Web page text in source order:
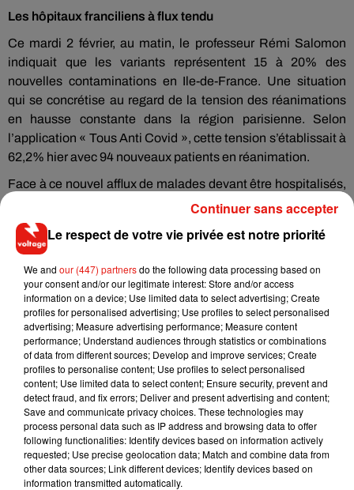
Les hôpitaux franciliens à flux tendu
Ce mardi 2 février, au matin, le professeur Rémi Salomon
indiquait que les variants représentent 15 à 20% des
nouvelles contaminations en Ile-de-France. Une situation
qui se concrétise au regard de la tension des réanimations
en hausse constante dans la région parisienne. Selon
l’application « Tous Anti Covid », cette tension s’établissait à
62,2% hier avec 94 nouveaux patients en réanimation.
Face à ce nouvel afflux de malades devant être hospitalisés,
l’AP-HP va procéder à des déprogrammations de l’ordre de
15 à 25% des activités moins urgentes dès la semaine
prochaine.
Musique
7 août 2026
RÜFÜS DU SOL annonce un nouvel
album après sa tournée mondiale
Angèle et Amélie Lens dévoilent leur
Le respect de votre vie privée est notre priorité
We and our (447) partnersdo the following data processing based on
your consent and/or our legitimate interest: Store and/or access
information on a device; Use limited data to select advertising; Create
profiles for personalised advertising; Use profiles to select personalised
advertising; Measure advertising performance; Measure content
performance; Understand audiences through statistics or combinations
of data from different sources; Develop and improve services; Create
profiles to personalise content; Use profiles to select personalised
content; Use limited data to select content; Ensure security, prevent and
detect fraud, and fix errors; Deliver and present advertising and content;
Save and communicate privacy choices. These technologies may
process personal data such as IP address and browsing data to offer
following functionalities: Identify devices based on information actively
requested; Use precise geolocation data; Match and combine data from
other data sources; Link different devices; Identify devices based on
information transmitted automatically.
Continuer sans accepter